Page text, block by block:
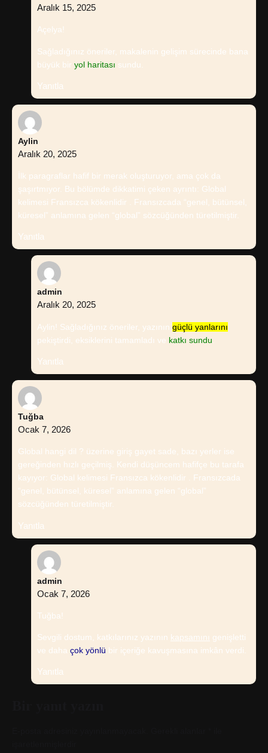
Aralık 15, 2025
Açelya!
Sağladığınız öneriler, makalenin gelişim sürecinde bana
büyük bir yol haritası sundu.
Yanıtla
Aylin
Aralık 20, 2025
İlk paragraflar hafif bir merak oluşturuyor, ama çok da
şaşırtmıyor. Bu bölümde dikkatimi çeken ayrıntı: Global
kelimesi Fransızca kökenlidir . Fransızcada “genel, bütünsel,
küresel” anlamına gelen “global” sözcüğünden türetilmiştir.
Yanıtla
admin
Aralık 20, 2025
Aylin! Sağladığınız öneriler, yazının güçlü yanlarını
pekiştirdi, eksiklerini tamamladı ve katkı sundu
Yanıtla
Tuğba
Ocak 7, 2026
Global hangi dil ? üzerine giriş gayet sade, bazı yerler ise
gereğinden hızlı geçilmiş. Kendi düşüncem hafifçe bu tarafa
kayıyor: Global kelimesi Fransızca kökenlidir . Fransızcada
“genel, bütünsel, küresel” anlamına gelen “global”
sözcüğünden türetilmiştir.
Yanıtla
admin
Ocak 7, 2026
Tuğba!
Sevgili dostum, katkılarınız yazının kapsamını
genişletti
ve daha çok yönlü bir içeriğe kavuşmasına imkân verdi.
Yanıtla